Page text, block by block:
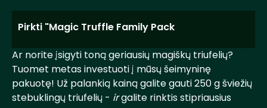
Pirkti "Magic Truffle Family Pack
Ar norite įsigyti toną geriausių magiškų triufelių?
Tuomet metas investuoti į mūsų šeimyninę
pakuotę! Už palankią kainą galite gauti 250 g šviežių
stebuklingų triufelių - irgalite rinktis stipriausius